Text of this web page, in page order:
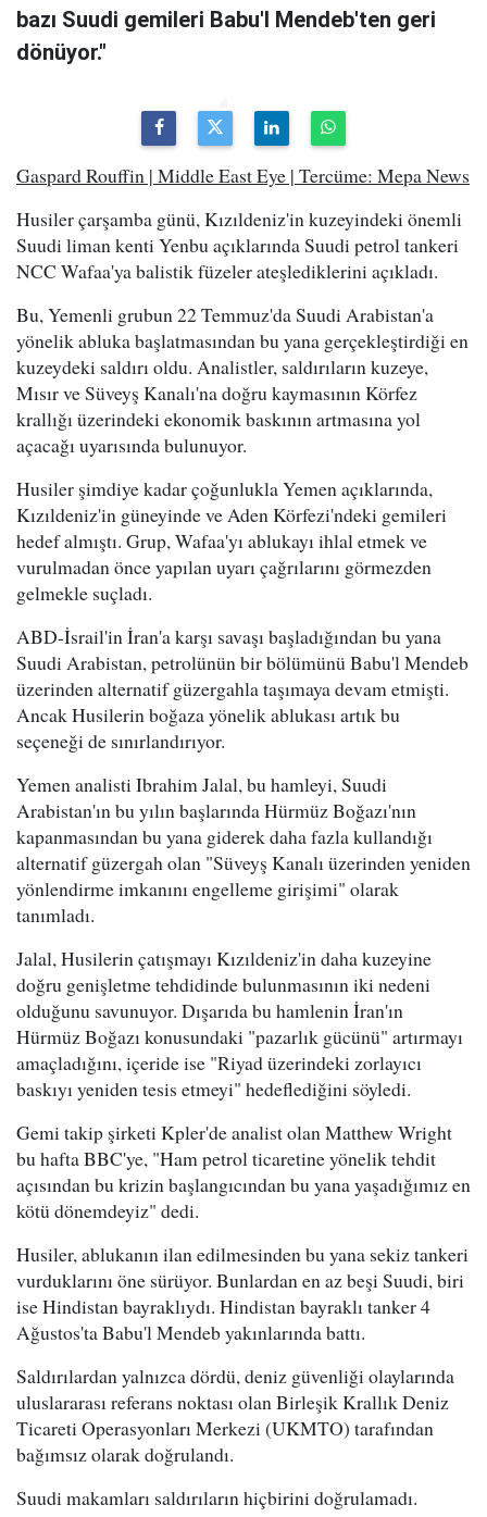
bazı Suudi gemileri Babu'l Mendeb'ten geri
dönüyor."
Gaspard Rouffin | Middle East Eye | Tercüme: Mepa News
Husiler çarşamba günü, Kızıldeniz'in kuzeyindeki önemli
Suudi liman kenti Yenbu açıklarında Suudi petrol tankeri
NCC Wafaa'ya balistik füzeler ateşlediklerini açıkladı.
Bu, Yemenli grubun 22 Temmuz'da Suudi Arabistan'a
yönelik abluka başlatmasından bu yana gerçekleştirdiği en
kuzeydeki saldırı oldu. Analistler, saldırıların kuzeye,
Mısır ve Süveyş Kanalı'na doğru kaymasının Körfez
krallığı üzerindeki ekonomik baskının artmasına yol
açacağı uyarısında bulunuyor.
Husiler şimdiye kadar çoğunlukla Yemen açıklarında,
Kızıldeniz'in güneyinde ve Aden Körfezi'ndeki gemileri
hedef almıştı. Grup, Wafaa'yı ablukayı ihlal etmek ve
vurulmadan önce yapılan uyarı çağrılarını görmezden
gelmekle suçladı.
ABD-İsrail'in İran'a karşı savaşı başladığından bu yana
Suudi Arabistan, petrolünün bir bölümünü Babu'l Mendeb
üzerinden alternatif güzergahla taşımaya devam etmişti.
Ancak Husilerin boğaza yönelik ablukası artık bu
seçeneği de sınırlandırıyor.
Yemen analisti Ibrahim Jalal, bu hamleyi, Suudi
Arabistan'ın bu yılın başlarında Hürmüz Boğazı'nın
kapanmasından bu yana giderek daha fazla kullandığı
alternatif güzergah olan "Süveyş Kanalı üzerinden yeniden
yönlendirme imkanını engelleme girişimi" olarak
tanımladı.
Jalal, Husilerin çatışmayı Kızıldeniz'in daha kuzeyine
doğru genişletme tehdidinde bulunmasının iki nedeni
olduğunu savunuyor. Dışarıda bu hamlenin İran'ın
Hürmüz Boğazı konusundaki "pazarlık gücünü" artırmayı
amaçladığını, içeride ise "Riyad üzerindeki zorlayıcı
baskıyı yeniden tesis etmeyi" hedeflediğini söyledi.
Gemi takip şirketi Kpler'de analist olan Matthew Wright
bu hafta BBC'ye, "Ham petrol ticaretine yönelik tehdit
açısından bu krizin başlangıcından bu yana yaşadığımız en
kötü dönemdeyiz" dedi.
Husiler, ablukanın ilan edilmesinden bu yana sekiz tankeri
vurduklarını öne sürüyor. Bunlardan en az beşi Suudi, biri
ise Hindistan bayraklıydı. Hindistan bayraklı tanker 4
Ağustos'ta Babu'l Mendeb yakınlarında battı.
Saldırılardan yalnızca dördü, deniz güvenliği olaylarında
uluslararası referans noktası olan Birleşik Krallık Deniz
Ticareti Operasyonları Merkezi (UKMTO) tarafından
bağımsız olarak doğrulandı.
Suudi makamları saldırıların hiçbirini doğrulamadı.